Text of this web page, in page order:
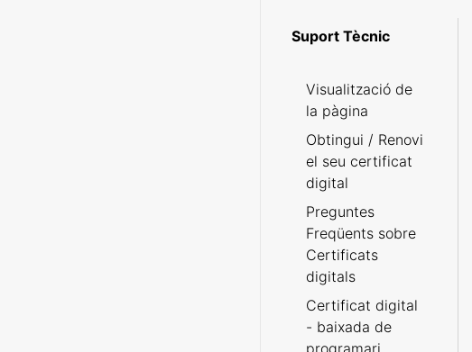
Suport Tècnic
Visualització de
la pàgina
Obtingui / Renovi
el seu certificat
digital
Preguntes
Freqüents sobre
Certificats
digitals
Certificat digital
- baixada de